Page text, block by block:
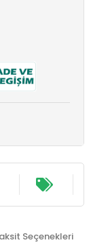
Seçenekleri